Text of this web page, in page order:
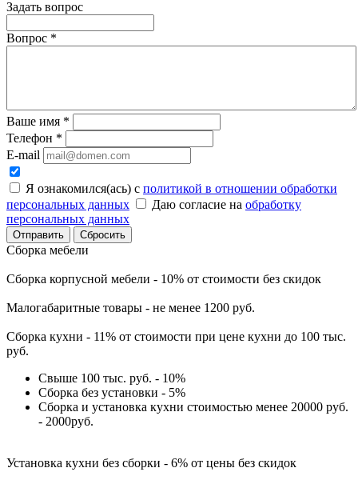
Задать вопрос
Вопрос *
Ваше имя *
Телефон *
E-mail
Я ознакомился(ась) с политикой в отношении обработки
персональных данных
Даю согласие на обработку
персональных данных
Сбросить
Сборка мебели
Сборка корпусной мебели - 10% от стоимости без скидок
Малогабаритные товары - не менее 1200 руб.
Сборка кухни - 11% от стоимости при цене кухни до 100 тыс.
руб.
Свыше 100 тыс. руб. - 10%
Сборка без установки - 5%
Сборка и установка кухни стоимостью менее 20000 руб.
- 2000руб.
Установка кухни без сборки - 6% от цены без скидок